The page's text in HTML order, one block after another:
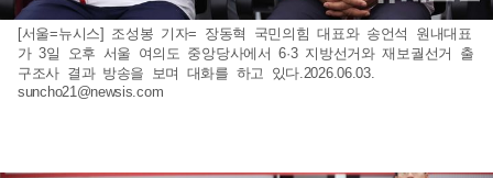
[서울=뉴시스] 조성봉 기자= 장동혁 국민의힘 대표와 송언석 원내대표
가 3일 오후 서울 여의도 중앙당사에서 6·3 지방선거와 재보궐선거 출
구조사 결과 방송을 보며 대화를 하고 있다.2026.06.03.
suncho21@newsis.com